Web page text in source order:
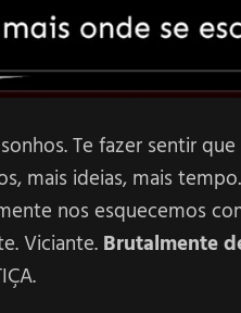
Te fazer sentir
mais ideias, mais
nos esquecemos
Viciante. Brutalmente